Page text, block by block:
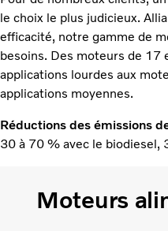
le choix le plus judicieux.
efficacité, notre gamme de
besoins. Des moteurs de 17
applications lourdes aux
applications moyennes.
Réductions des émissions
30 à 70 % avec le biodiesel,
Moteurs